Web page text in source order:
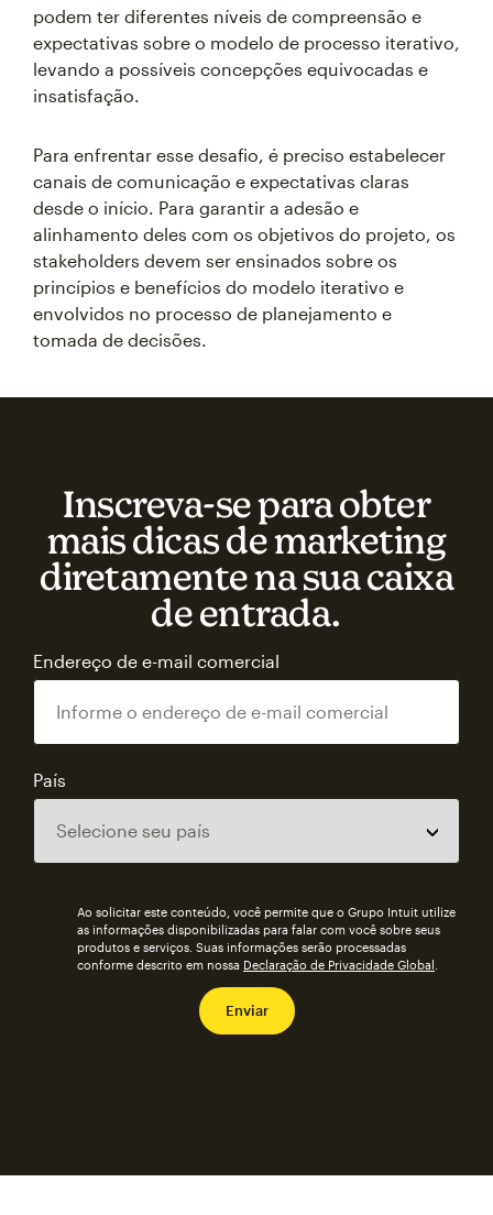
podem ter diferentes níveis de compreensão e
expectativas sobre o modelo de processo iterativo,
levando a possíveis concepções equivocadas e
insatisfação.
Para enfrentar esse desafio, é preciso estabelecer
canais de comunicação e expectativas claras
desde o início. Para garantir a adesão e
alinhamento deles com os objetivos do projeto, os
stakeholders devem ser ensinados sobre os
princípios e benefícios do modelo iterativo e
envolvidos no processo de planejamento e
tomada de decisões.
Inscreva‑se para obter
mais dicas de marketing
diretamente na sua caixa
de entrada.
Endereço de e-mail comercial
País
Ao solicitar este conteúdo, você permite que o Grupo Intuit utilize
as informações disponibilizadas para falar com você sobre seus
produtos e serviços. Suas informações serão processadas
conforme descrito em nossa Declaração de Privacidade Global